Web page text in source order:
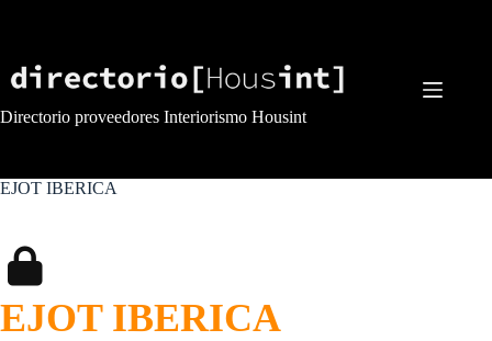
Directorio proveedores Interiorismo Housint
EJOT IBERICA
EJOT IBERICA